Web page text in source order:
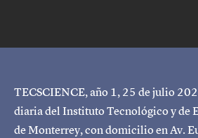
TECSCIENCE, año 1, 25 de julio
diaria del Instituto Tecnológico y de
de Monterrey, con domicilio en Av.